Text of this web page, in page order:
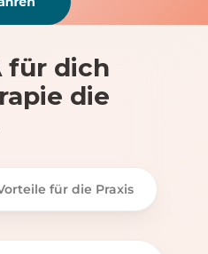
für dich
die
für die Praxis